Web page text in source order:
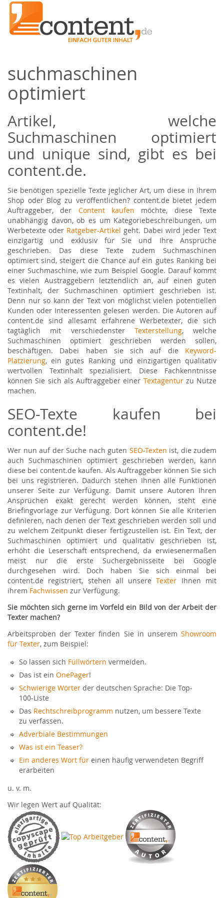
suchmaschinen
optimiert
Artikel, welche
Suchmaschinen optimiert
und unique sind, gibt es bei
content.de.
Sie benötigen spezielle Texte jeglicher Art, um diese in Ihrem
Shop oder Blog zu veröffentlichen? content.de bietet jedem
Auftraggeber, der Content kaufen möchte, diese Texte
unabhängig davon, ob es um Kategoriebeschreibungen, um
Werbetexte oder Ratgeber-Artikel geht. Dabei wird jeder Text
einzigartig und exklusiv für Sie und Ihre Ansprüche
geschrieben. Das diese Texte zudem Suchmaschinen
optimiert sind, steigert die Chance auf ein gutes Ranking bei
einer Suchmaschine, wie zum Beispiel Google. Darauf kommt
es vielen Austraggebern letztendlich an, auf einen guten
Textinhalt, der Suchmaschinen optimiert geschrieben ist.
Denn nur so kann der Text von möglichst vielen potentiellen
Kunden oder Interessenten gelesen werden. Die Autoren auf
content.de sind allesamt erfahrene Werbetexter, die sich
tagtäglich mit verschiedenster Texterstellung, welche
Suchmaschinen optimiert geschrieben werden sollen,
beschäftigen. Dabei haben sie sich auf die Keyword-
Platzierung, ein gutes Ranking und einzigartigen qualitativ
wertvollen Textinhalt spezialisiert. Diese Fachkenntnisse
können Sie sich als Auftraggeber einer Textagenturzu Nutze
machen.
SEO-Texte kaufen bei
content.de!
Wer nun auf der Suche nach guten SEO-Texten ist, die zudem
auch Suchmaschinen optimiert geschrieben werden, kann
diese bei content.de kaufen. Als Auftraggeber können Sie sich
bei uns registrieren. Dadurch stehen Ihnen alle Funktionen
unserer Seite zur Verfügung. Damit unsere Autoren Ihren
Ansprüchen exakt gerecht werden können, steht eine
Briefingvorlage zur Verfügung. Dort können Sie alle Kriterien
definieren, nach denen der Text geschrieben werden soll und
zu welchem Zeitpunkt dieser fertigzustellen ist. Ein Text, der
Suchmaschinen optimiert und qualitativ geschrieben ist,
erhöht die Leserschaft entsprechend, da erwiesenermaßen
meist nur die erste Suchergebnisseite bei Google
durchgesehen wird. Doch haben Sie sich einmal bei
content.de registriert, stehen all unsereTexter Ihnen mit
ihrem Fachwissen zur Verfügung.
Sie möchten sich gerne im Vorfeld ein Bild von der Arbeit der
Texter machen?
Arbeitsproben der Texter finden Sie in unserem Showroom
für Texter, zum Beispiel:
So lassen sich Füllwörtern vermeiden.
Das ist ein OnePager!
Schwierige Wörter der deutschen Sprache: Die Top-
100-Liste
Das Rechtschreibprogramm nutzen, um bessere Texte
zu verfassen.
Adverbiale Bestimmungen
Was ist ein Teaser?
Ein anderes Wort für einen häufig verwendeten Begriff
erarbeiten
u. v. m.
Wir legen Wert auf Qualität: